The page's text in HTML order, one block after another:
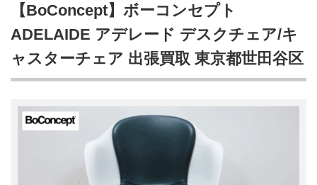
【BoConcept】ボーコンセプト
ADELAIDE アデレード デスクチェア/キ
ャスターチェア 出張買取 東京都世田谷区